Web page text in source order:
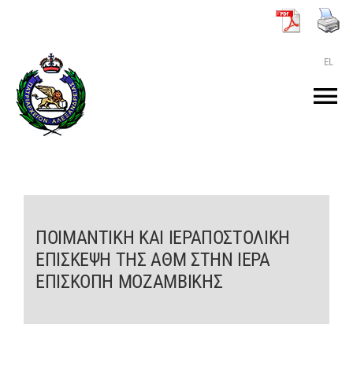
περιεχόμενο
EL
ΤΟ ΠΑΤΡΙΑΡΧΕΙΟ
ΠΟΙΜΑΝΤΙΚΗ ΚΑΙ ΙΕΡΑΠΟΣΤΟΛΙΚΗ
ΕΠΙΣΚΕΨΗ ΤΗΣ ΑΘΜ ΣΤΗΝ ΙΕΡΑ
ΕΠΙΣΚΟΠΗ ΜΟΖΑΜΒΙΚΗΣ